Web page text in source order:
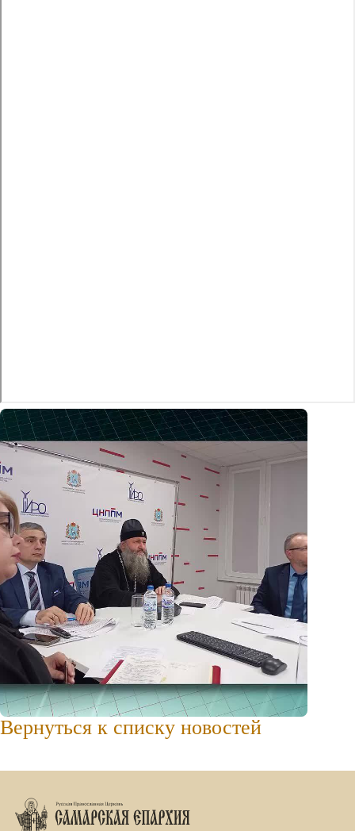
Вернуться к списку новостей